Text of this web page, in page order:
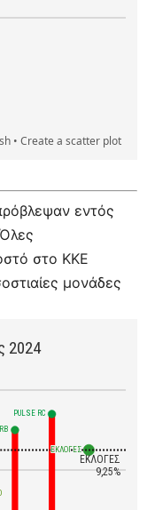
εντός
στο ΚΚΕ
μονάδες